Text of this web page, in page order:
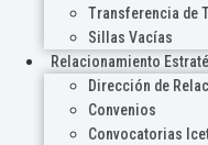
Transferencia de
Sillas Vacías
Relacionamiento
Dirección de
Convenios
Convocatorias